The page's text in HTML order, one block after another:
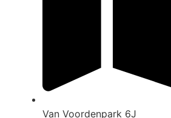
Van Voordenpark 6J